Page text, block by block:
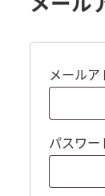
メールア
パスワー